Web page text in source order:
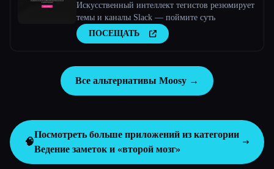
Искусственный интеллект тегистов резюмирует
темы и каналы Slack — поймите суть
ПОСЕЩАТЬ
Все альтернативы Moosy →
🧠
Посмотреть больше приложений из категории
Ведение заметок и «второй мозг»